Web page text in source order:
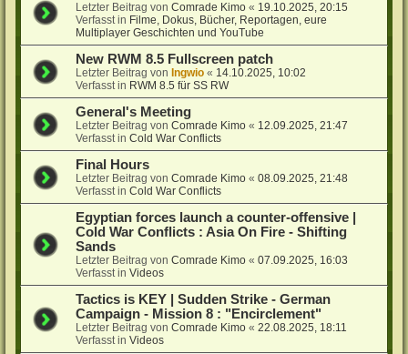
Letzter Beitrag vonComrade Kimo « 19.10.2025, 20:15
Verfasst in Filme, Dokus, Bücher, Reportagen, eure
Multiplayer Geschichten und YouTube
New RWM 8.5 Fullscreen patch
Letzter Beitrag vonIngwio « 14.10.2025, 10:02
Verfasst in RWM 8.5 für SS RW
General's Meeting
Letzter Beitrag vonComrade Kimo « 12.09.2025, 21:47
Verfasst inCold War Conflicts
Final Hours
Letzter Beitrag vonComrade Kimo «08.09.2025, 21:48
Verfasst inCold War Conflicts
Egyptian forces launch a counter-offensive |
Cold War Conflicts : Asia On Fire - Shifting
Sands
Letzter Beitrag vonComrade Kimo «07.09.2025, 16:03
Verfasst inVideos
Tactics is KEY | Sudden Strike - German
Campaign - Mission 8 : "Encirclement"
Letzter Beitrag vonComrade Kimo «22.08.2025, 18:11
Verfasst inVideos